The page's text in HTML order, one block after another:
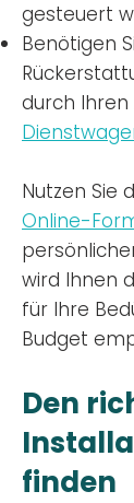
gesteuert
Benötigen
durch
Nutzen Sie
Online-
wird Ihnen
für Ihre
Budget
Den
finden